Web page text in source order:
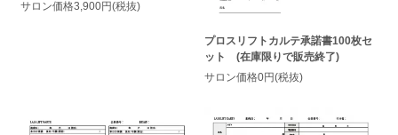
サロン価格3,900円(税抜)
プロスリフトカルテ承諾書100枚セ
ット (在庫限りで販売終了)
サロン価格0円(税抜)